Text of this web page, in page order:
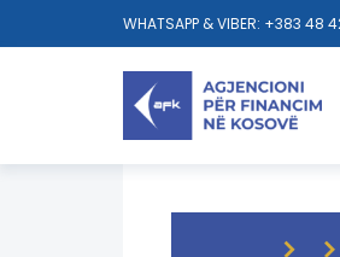
WHATSAPP & VIBER: +383 48